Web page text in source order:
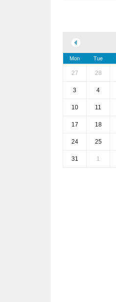
Mon Tue
27 28
3 4
10 11
17 18
24 25
31 1